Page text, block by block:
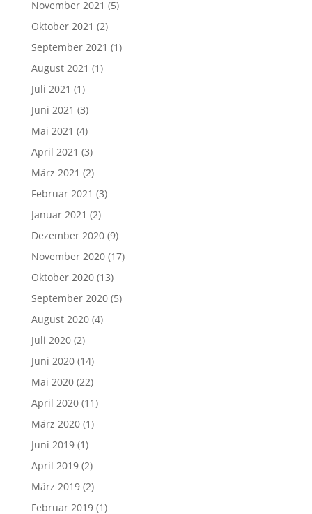
November 2021 (5)
Oktober 2021 (2)
September 2021 (1)
August 2021 (1)
Juli 2021 (1)
Juni 2021 (3)
Mai 2021 (4)
April 2021 (3)
März 2021 (2)
Februar 2021 (3)
Januar 2021 (2)
Dezember 2020(9)
November 2020(17)
Oktober 2020(13)
September 2020(5)
August 2020(4)
Juli 2020(2)
Juni 2020(14)
Mai 2020(22)
April 2020(11)
März 2020(1)
Juni 2019(1)
April 2019(2)
März 2019(2)
Februar 2019(1)